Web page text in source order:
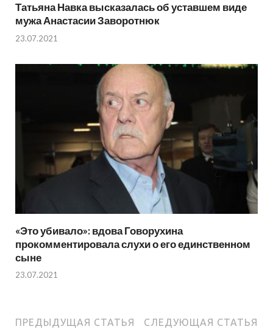
Татьяна Навка высказалась об уставшем виде
мужа Анастасии Заворотнюк
23.07.2021
«Это убивало»: вдова Говорухина
прокомментировала слухи о его единственном
сыне
23.07.2021
ПРЕДЫДУЩАЯ СТАТЬЯ СЛЕДУЮЩАЯ СТАТЬЯ